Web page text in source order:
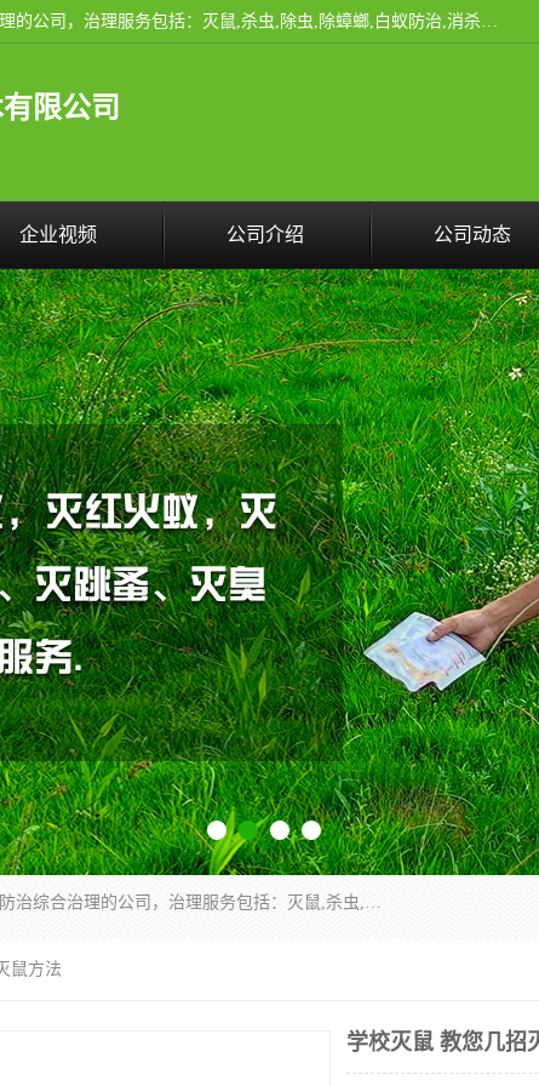
云南昆明亿之豪消杀公司是一家专业从事有害生物防治综合治理的公司，治理服务包括：灭鼠,杀虫,除虫,除蟑螂,白蚁防治,消杀等；安全环保,快速上门,价格透明,完善的售后服务,不影响您的生活工作。
限公司
企业视频 公司介绍 公司动态
云南昆明亿之豪消杀公司是一家专业从事有害生物防治综合治理的公司，治理服务包括：灭鼠,杀虫,除虫,除蟑螂,白蚁防治,消杀等；安全环保,快速上门,价格透明,完善的售后服务,不影响您的生活工作。
鼠方法
学校灭鼠 教您几招